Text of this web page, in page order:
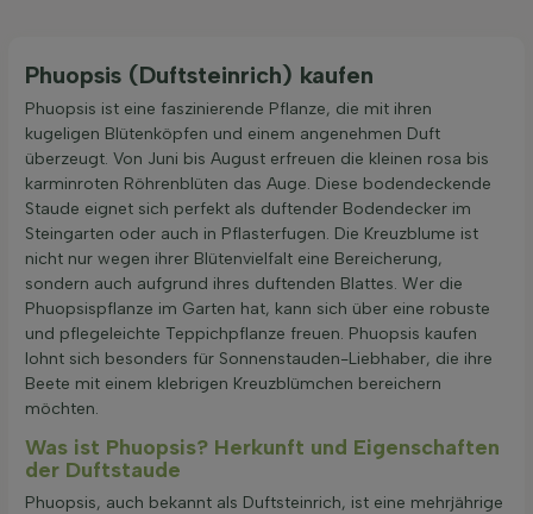
Phuopsis (Duftsteinrich) kaufen
Phuopsis ist eine faszinierende Pflanze, die mit ihren
kugeligen Blütenköpfen und einem angenehmen Duft
überzeugt. Von Juni bis August erfreuen die kleinen rosa bis
karminroten Röhrenblüten das Auge. Diese bodendeckende
Staude eignet sich perfekt als duftender Bodendecker im
Steingarten oder auch in Pflasterfugen. Die Kreuzblume ist
nicht nur wegen ihrer Blütenvielfalt eine Bereicherung,
sondern auch aufgrund ihres duftenden Blattes. Wer die
Phuopsispflanze im Garten hat, kann sich über eine robuste
und pflegeleichte Teppichpflanze freuen. Phuopsis kaufen
lohnt sich besonders für Sonnenstauden-Liebhaber, die ihre
Beete mit einem klebrigen Kreuzblümchen bereichern
möchten.
Was ist Phuopsis? Herkunft und Eigenschaften
der Duftstaude
Phuopsis, auch bekannt als Duftsteinrich, ist eine mehrjährige